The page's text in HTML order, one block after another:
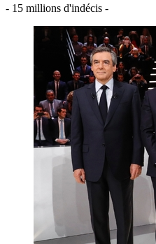
- 15 millions d'indécis -